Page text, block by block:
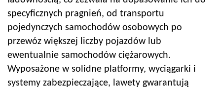
specyficznych pragnień, od transportu
pojedynczych samochodów osobowych po
przewóz większej liczby pojazdów lub
ewentualnie samochodów ciężarowych.
Wyposażone w solidne platformy, wyciągarki i
systemy zabezpieczające, lawety gwarantują